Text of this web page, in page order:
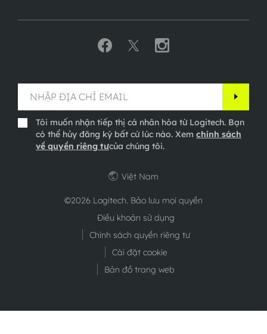
Tôi muốn nhận tiếp thị cá nhân hóa từ Logitech. Bạn
có thể hủy đăng ký bất cứ lúc nào. Xem chính sách
về quyền riêng tưcủa chúng tôi.
©2026 Logitech. Bảo lưu mọi quyền
Điều khoản sử dụng
Chính sách quyền riêng tư
Cài đặt cookie
Bản đồ trang web
Việt Nam